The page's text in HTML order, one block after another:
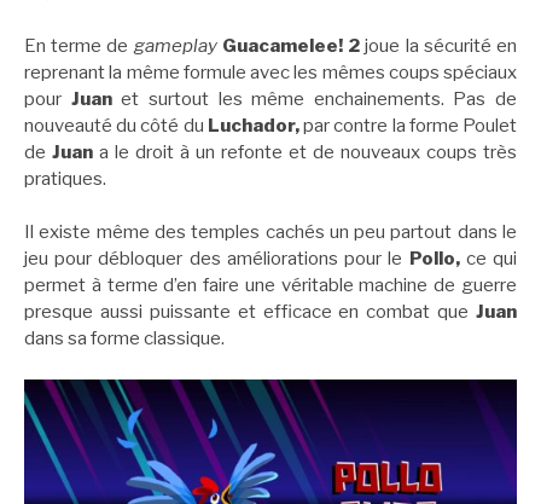
En terme de gameplay Guacamelee! 2 joue la sécurité en
reprenant la même formule avec les mêmes coups spéciaux
pour Juanet surtout les même enchainements. Pas de
nouveauté du côté du Luchador,par contre la forme Poulet
de Juan a le droit à un refonte et de nouveaux coups très
pratiques.
Il existe même des temples cachés un peu partout dans le
jeu pour débloquer des améliorations pour le Pollo,ce qui
permet à terme d’en faire une véritable machine de guerre
presque aussi puissante et efficace en combat que Juan
dans sa forme classique.